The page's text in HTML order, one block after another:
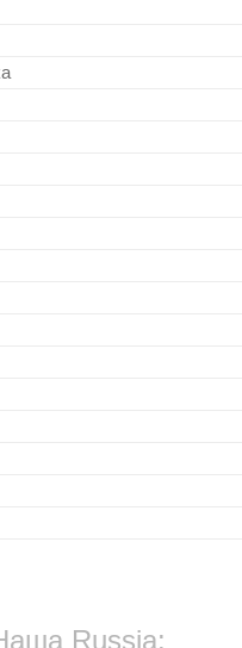
Russia: